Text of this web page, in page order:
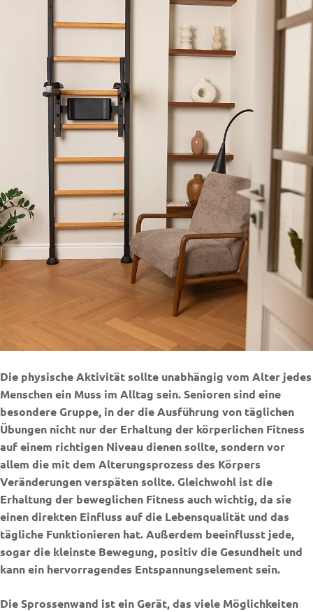
Die physische Aktivität sollte unabhängig vom Alter jedes
Menschen ein Muss im Alltag sein. Senioren sind eine
besondere Gruppe, in der die Ausführung von täglichen
Übungen nicht nur der Erhaltung der körperlichen Fitness
auf einem richtigen Niveau dienen sollte, sondern vor
allem die mit dem Alterungsprozess des Körpers
Veränderungen verspäten sollte. Gleichwohl ist die
Erhaltung der beweglichen Fitness auch wichtig, da sie
einen direkten Einfluss auf die Lebensqualität und das
tägliche Funktionieren hat. Außerdem beeinflusst jede,
sogar die kleinste Bewegung, positiv die Gesundheit und
kann ein hervorragendes Entspannungselement sein.
Die Sprossenwand ist ein Gerät, das viele Möglichkeiten